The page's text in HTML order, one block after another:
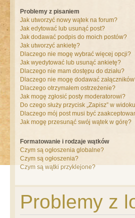
Problemy z pisaniem
Jak utworzyć nowy wątek na forum?
Jak edytować lub usunąć post?
Jak dodawać podpis do moich postów?
Jak utworzyć ankietę?
Dlaczego nie mogę wybrać więcej opcji?
Jak wyedytować lub usunąć ankietę?
Dlaczego nie mam dostępu do działu?
Dlaczego nie mogę dodawać
Dlaczego otrzymałem ostrzeżenie?
Jak mogę zgłosić posty moderatorowi?
Do czego służy przycisk „Zapisz” w
Dlaczego mój post musi być
Jak mogę przesunąć swój wątek w górę?
Formatowanie i rodzaje wątków
Czym są ogłoszenia globalne?
Czym są ogłoszenia?
Czym są wątki przyklejone?
Problemy z